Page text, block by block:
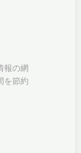
報の網
を節約